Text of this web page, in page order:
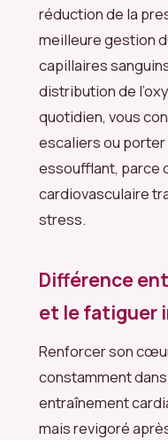
réduction de la
meilleure gestion
capillaires
distribution de
quotidien, vous
escaliers ou
essoufflant, parce
cardiovasculaire
stress.
Différence
et le fatiguer
Renforcer son
constamment
entraînement
mais revigoré